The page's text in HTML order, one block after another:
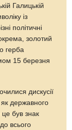
Галицькій
із
політичні
золотий
герба
15 березня
дискусії
як державного
був знак
всього